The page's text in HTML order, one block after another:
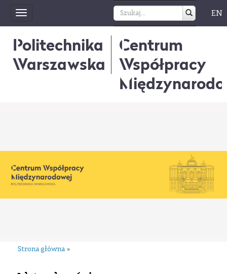
Toggle
navigation
EN
Politechnika
Warszawska
Centrum
Współpracy
Strona główna »